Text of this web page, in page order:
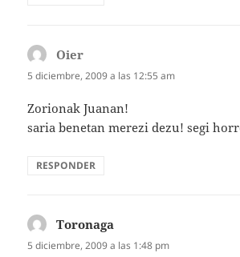
Oier
5 diciembre, 2009 a las 12:55 am
Zorionak Juanan!
saria benetan merezi dezu! segi
RESPONDER
Toronaga
5 diciembre, 2009 a las 1:48 pm